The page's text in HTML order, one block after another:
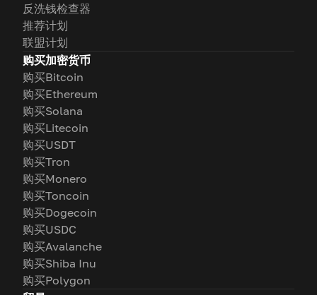
反洗钱检查器
推荐计划
联盟计划
购买加密货币
购买Bitcoin
购买Ethereum
购买Solana
购买Litecoin
购买USDT
购买Tron
购买Monero
购买Toncoin
购买Dogecoin
购买USDC
购买Avalanche
购买Shiba Inu
购买Polygon